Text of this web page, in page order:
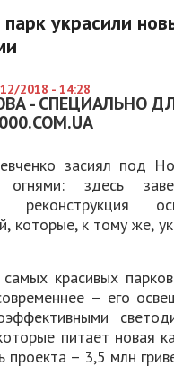
украсили
2018 - 14:28
- СПЕЦИАЛЬНО
засиял под
огнями: здесь
реконструкция
которые, к тому же,
красивых
– его
питает новая
проекта – 3,5 млн